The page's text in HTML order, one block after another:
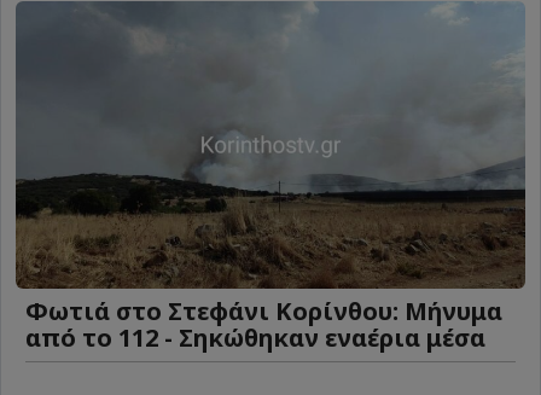
Φωτιά στο Στεφάνι Κορίνθου: Μήνυμα
από το 112 - Σηκώθηκαν εναέρια μέσα